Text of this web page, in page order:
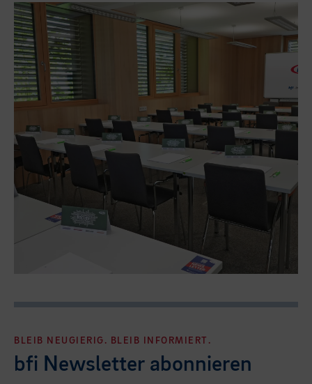
BLEIB NEUGIERIG. BLEIB INFORMIERT.
bfi Newsletter abonnieren